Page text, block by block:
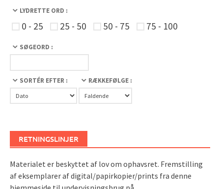
LYDRETTE ORD :
0 - 25 25 - 50 50 - 75 75 - 100
SØGEORD :
SORTÉR EFTER : RÆKKEFØLGE :
RETNINGSLINJER
Materialet er beskyttet af lov om ophavsret. Fremstilling
af eksemplarer af digital/papirkopier/prints fra denne